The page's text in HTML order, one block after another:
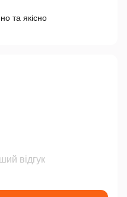
та якісно
відгук